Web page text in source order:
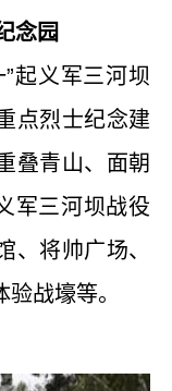
念园
起义军三河坝
点烈士纪念建
叠青山、面朝
军三河坝战役
、将帅广场、
战壕等。